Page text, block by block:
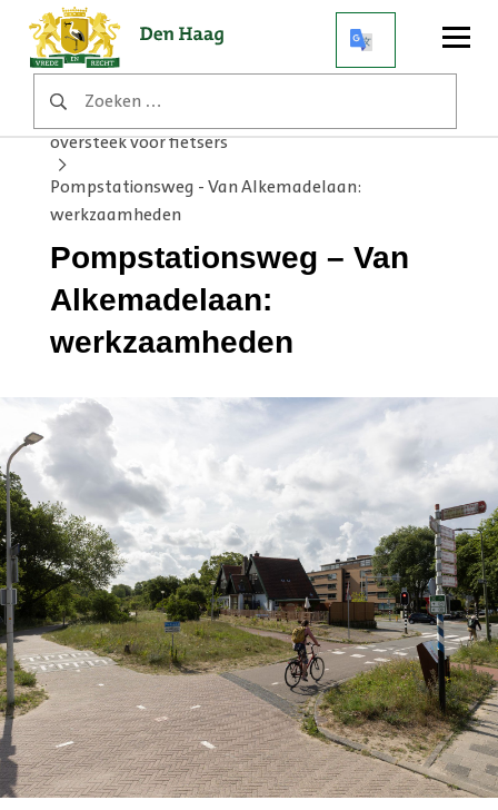
naar:
Open
Pompstationsweg – Van
Alkemadelaan:
werkzaamheden
Pompstationsweg – Van Alkemadelaan: veilige
oversteek voor fietsers
Pompstationsweg - Van Alkemadelaan:
werkzaamheden